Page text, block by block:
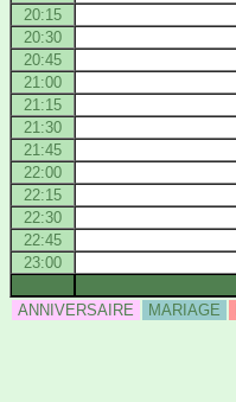
20:15
20:30
20:45
21:00
21:15
21:30
21:45
22:00
22:15
22:30
22:45
23:00
ANNIVERSAIRE
MARIAGE